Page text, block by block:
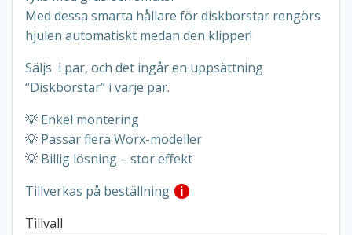
Med dessa smarta hållare för diskborstar rengörs
hjulen automatiskt medan den klipper!
Säljs i par, och det ingår en uppsättning
“Diskborstar” i varje par.
💡 Enkel montering
💡 Passar flera Worx-modeller
💡 Billig lösning – stor effekt
Tillverkas på beställning
i
Tillvall